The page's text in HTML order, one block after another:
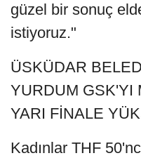
güzel bir sonuç
istiyoruz."
ÜSKÜDAR
YURDUM GSK'YI
YARI FİNALE
Kadınlar THF